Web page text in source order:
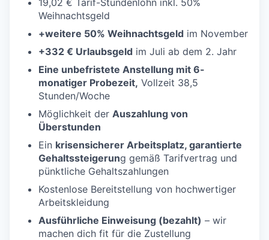
19,02 € Tarif-Stundenlohn inkl. 50%
Weihnachtsgeld
+weitere 50% Weihnachtsgeld im November
+332 € Urlaubsgeld im Juli ab dem 2. Jahr
Eine unbefristete Anstellung mit 6-
monatiger Probezeit, Vollzeit 38,5
Stunden/Woche
Möglichkeit der Auszahlung von
Überstunden
Ein krisensicherer Arbeitsplatz, garantierte
Gehaltssteigerung gemäß Tarifvertrag und
pünktliche Gehaltszahlungen
Kostenlose Bereitstellung von hochwertiger
Arbeitskleidung
Ausführliche Einweisung (bezahlt) – wir
machen dich fit für die Zustellung